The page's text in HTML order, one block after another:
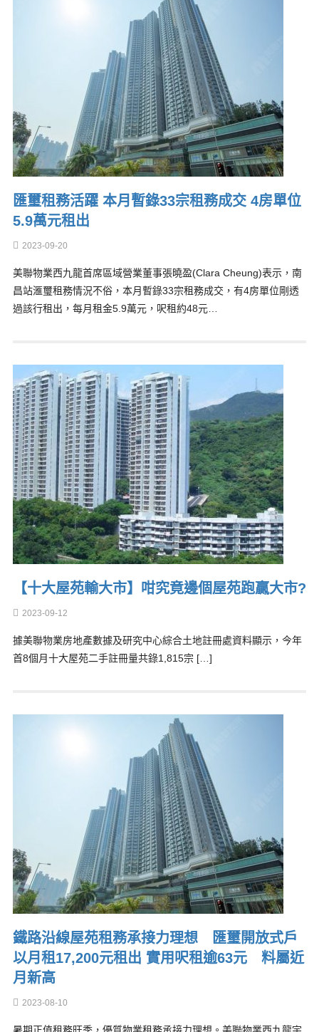
匯璽租務活躍 本月暫錄33宗租務成交 4房單位
5.9萬元租出
2023-09-20
美聯物業西九龍首席區域營業董事張曉盈(Clara Cheung)表示，南
昌站滙璽租務情況不俗，本月暫錄33宗租務成交，有4房單位剛透
過該行租出，每月租金5.9萬元，呎租約48元…
【十大屋苑輸大市】咁究竟邊個屋苑跑贏大市?
2023-09-12
據美聯物業房地產數據及研究中心綜合土地註冊處資料顯示，今年
首8個月十大屋苑二手註冊量共錄1,815宗 […]
鐵路沿線屋苑租務承接力理想 匯璽開放式戶
以月租17,200元租出 實用呎租逾63元 料屬近
月新高
2023-08-10